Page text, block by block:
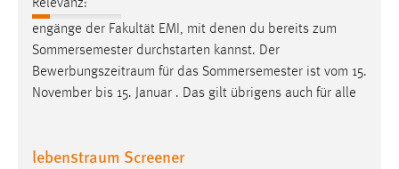
Relevanz:
engänge der Fakultät EMI, mit denen du bereits zum
Sommersemester durchstarten kannst. Der
Bewerbungszeitraum für das Sommersemester ist vom 15.
November bis 15. Januar . Das gilt übrigens auch für alle
lebenstraum Screener